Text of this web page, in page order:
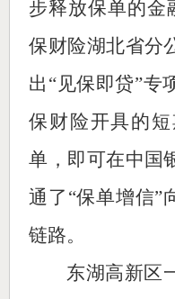
步释放保单的金
保财险湖北省分
出“见保即贷”
保财险开具的
单，即可在中国
通了“保单增信”
链路。
东湖高新区